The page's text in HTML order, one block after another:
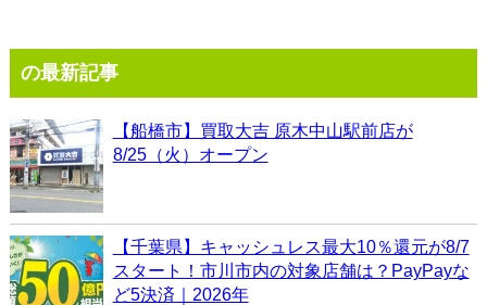
の最新記事
【船橋市】買取大吉 原木中山駅前店が
8/25（火）オープン
【千葉県】キャッシュレス最大10％還元が8/7
スタート！市川市内の対象店舗は？PayPayな
ど5決済｜2026年